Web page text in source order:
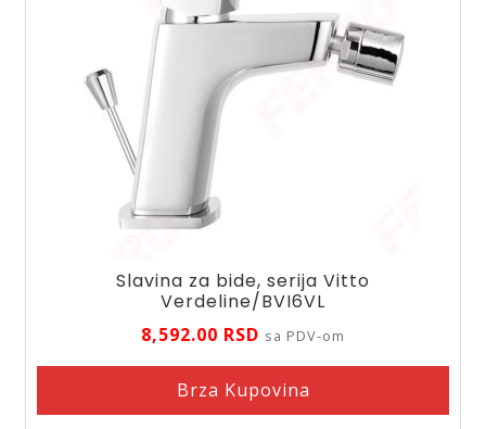
Slavina za bide, serija Vitto
Verdeline/BVI6VL
8,592.00 RSD sa PDV-om
Brza Kupovina